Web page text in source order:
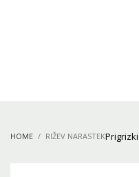
HOME Prigrizki
RIŽEV NARASTEK